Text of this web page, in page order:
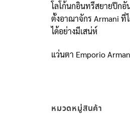
โลโก้นกอินทรีสยายปีกอั
ตั้งอาณาจักร Armani
ได้อย่างมีเสน่ห์
แว่นตา Emporio
หมวดหมู่สินค้า